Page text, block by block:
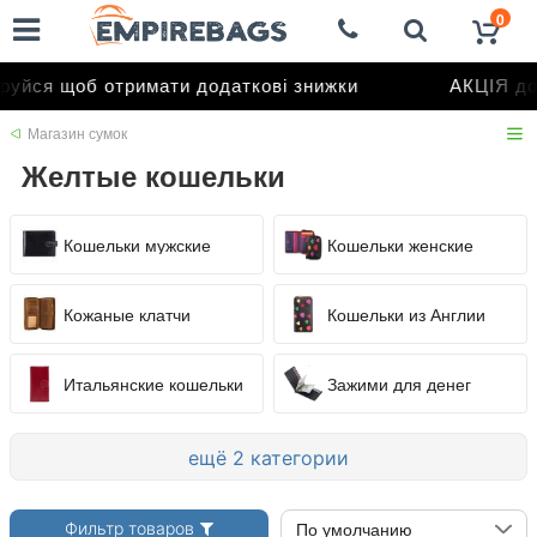
щоб отримати додаткові знижки АКЦІЯ до
0
Магазин сумок
Желтые кошельки
Кошельки мужские Кошельки женские
Кожаные клатчи Кошельки из Англии
Итальянские кошельки Зажими для денег
ещё 2 категории
Фильтр товаров